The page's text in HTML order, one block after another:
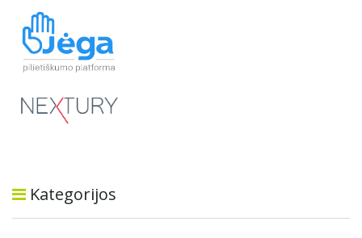
Kategorijos